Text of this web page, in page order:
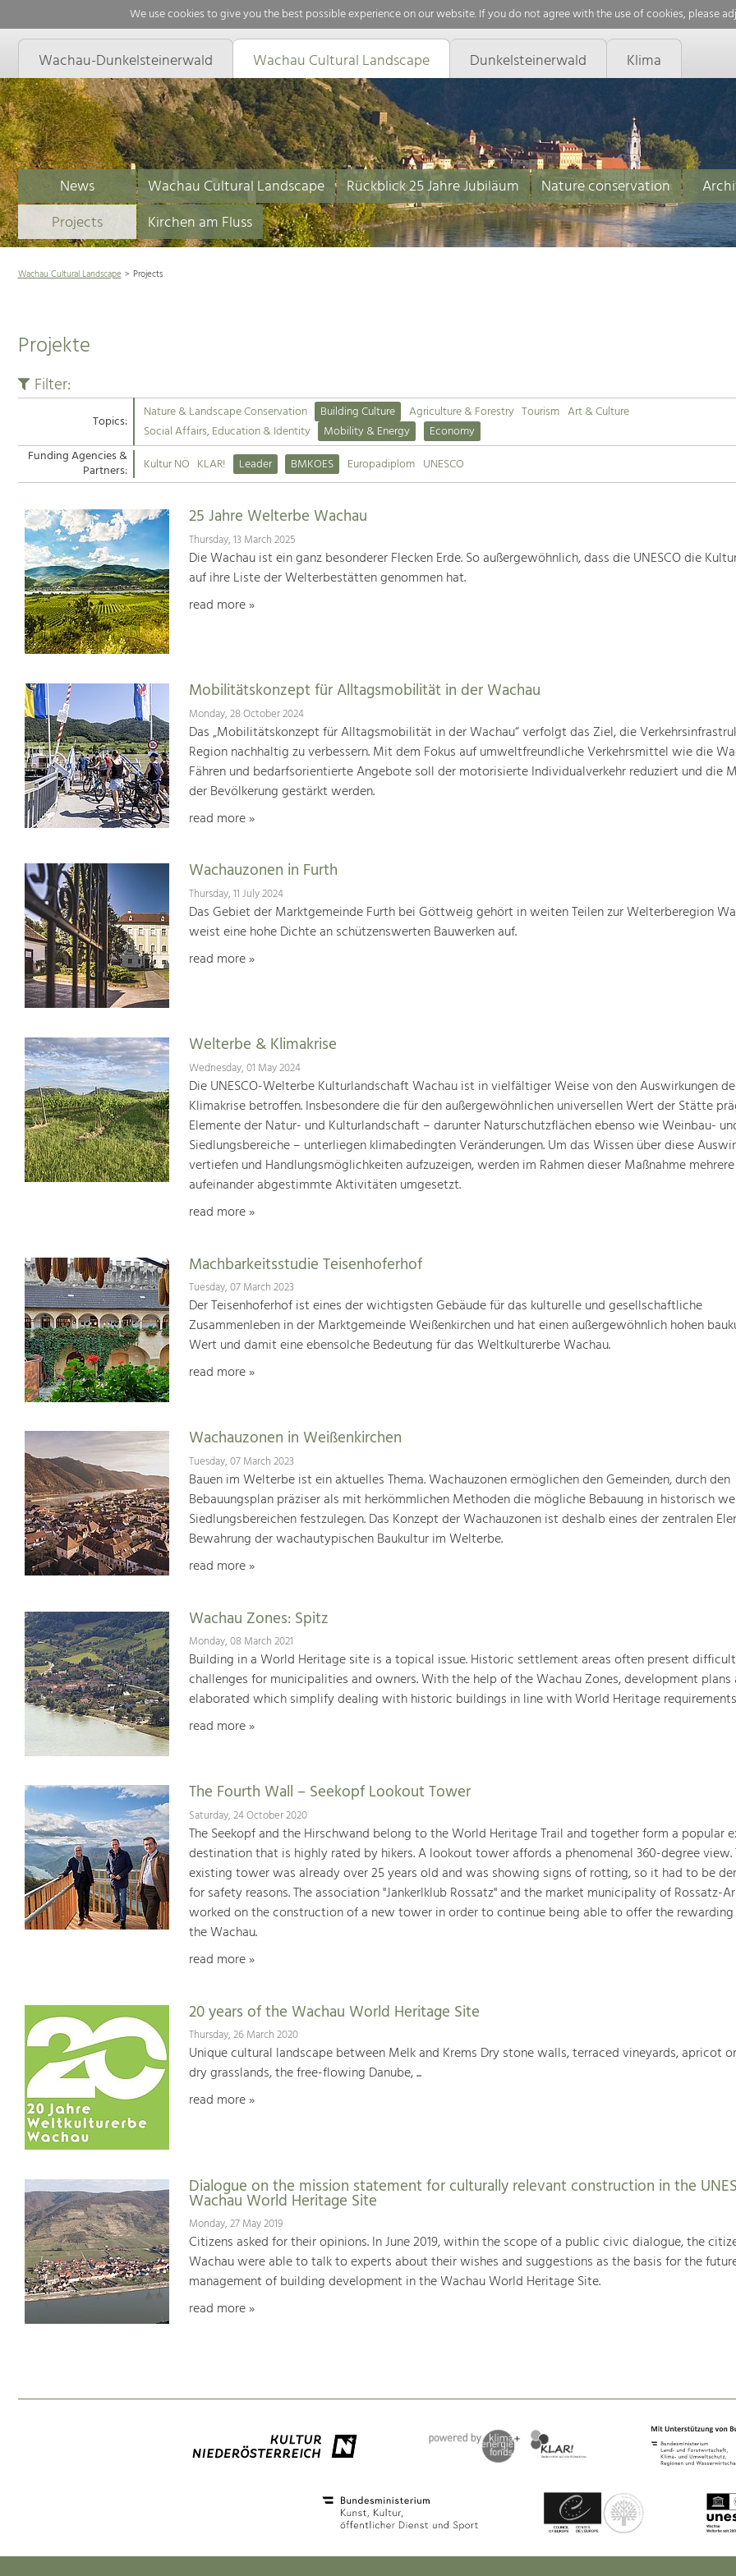
We use cookies to give you the best possible experience on our website. If you do not agree with the use of cookies, please
Wachau-Dunkelsteinerwald Wachau Cultural Landscape Dunkelsteinerwald Klima
News Wachau Cultural Landscape Rückblick 25 Jahre Jubiläum Nature conservation
Projects
Kirchen am Fluss
Wachau Cultural Landscape Projects
Projekte
Filter:
Topics: Nature & Landscape Conservation Building Culture Agriculture & Forestry Tourism Art & Culture
Social Affairs, Education & Identity
Mobility & Energy
Economy
Funding Agencies &
Partners: Kultur NÖ KLAR! Leader BMKOES Europadiplom UNESCO
25 Jahre Welterbe Wachau
Thursday, 13 March 2025
Die Wachau ist ein ganz besonderer Flecken Erde. So außergewöhnlich, dass die UNESCO die
auf ihre Liste der Welterbestätten genommen hat.
read more »
Mobilitätskonzept für Alltagsmobilität in der Wachau
Monday, 28 October 2024
Das „Mobilitätskonzept für Alltagsmobilität in der Wachau“ verfolgt das Ziel, die
Region nachhaltig zu verbessern. Mit dem Fokus auf umweltfreundliche Verkehrsmittel wie die
Fähren und bedarfsorientierte Angebote soll der motorisierte Individualverkehr reduziert und die
der Bevölkerung gestärkt werden.
read more »
Wachauzonen in Furth
Thursday, 11 July 2024
Das Gebiet der Marktgemeinde Furth bei Göttweig gehört in weiten Teilen zur Welterberegion
weist eine hohe Dichte an schützenswerten Bauwerken auf.
read more »
Welterbe & Klimakrise
Wednesday, 01 May 2024
Die UNESCO-Welterbe Kulturlandschaft Wachau ist in vielfältiger Weise von den Auswirkungen
Klimakrise betroffen. Insbesondere die für den außergewöhnlichen universellen Wert der Stätte
Elemente der Natur- und Kulturlandschaft – darunter Naturschutzflächen ebenso wie Weinbau-
Siedlungsbereiche – unterliegen klimabedingten Veränderungen. Um das Wissen über diese
vertiefen und Handlungsmöglichkeiten aufzuzeigen, werden im Rahmen dieser Maßnahme mehrere
aufeinander abgestimmte Aktivitäten umgesetzt.
read more »
Machbarkeitsstudie Teisenhoferhof
Tuesday, 07 March 2023
Der Teisenhoferhof ist eines der wichtigsten Gebäude für das kulturelle und gesellschaftliche
Zusammenleben in der Marktgemeinde Weißenkirchen und hat einen außergewöhnlich hohen
Wert und damit eine ebensolche Bedeutung für das Weltkulturerbe Wachau.
read more »
Wachauzonen in Weißenkirchen
Tuesday, 07 March 2023
Bauen im Welterbe ist ein aktuelles Thema. Wachauzonen ermöglichen den Gemeinden, durch den
Bebauungsplan präziser als mit herkömmlichen Methoden die mögliche Bebauung in historisch
Siedlungsbereichen festzulegen. Das Konzept der Wachauzonen ist deshalb eines der zentralen
Bewahrung der wachautypischen Baukultur im Welterbe.
read more »
Wachau Zones: Spitz
Monday, 08 March 2021
Building in a World Heritage site is a topical issue. Historic settlement areas often present difficult
challenges for municipalities and owners. With the help of the Wachau Zones, development plans
elaborated which simplify dealing with historic buildings in line with World Heritage
read more »
The Fourth Wall – Seekopf Lookout Tower
Saturday, 24 October 2020
The Seekopf and the Hirschwand belong to the World Heritage Trail and together form a popular
destination that is highly rated by hikers. A lookout tower affords a phenomenal 360-degree view.
existing tower was already over 25 years old and was showing signs of rotting, so it had to be
for safety reasons. The association "Jankerlklub Rossatz" and the market municipality of Rossatz-
worked on the construction of a new tower in order to continue being able to offer the
the Wachau.
read more »
20 years of the Wachau World Heritage Site
Thursday, 26 March 2020
Unique cultural landscape between Melk and Krems Dry stone walls, terraced vineyards, apricot
dry grasslands, the free-flowing Danube, ...
read more »
Dialogue on the mission statement for culturally relevant construction in the
Wachau World Heritage Site
Monday, 27 May 2019
Citizens asked for their opinions. In June 2019, within the scope of a public civic dialogue, the
Wachau were able to talk to experts about their wishes and suggestions as the basis for the
management of building development in the Wachau World Heritage Site.
read more »